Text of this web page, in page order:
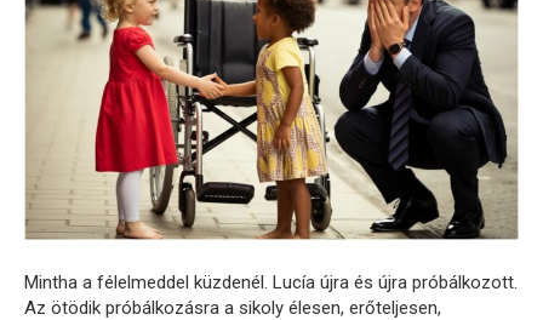
Mintha a félelmeddel küzdenél. Lucía újra és újra próbálkozott.
Az ötödik próbálkozásra a sikoly élesen, erőteljesen,